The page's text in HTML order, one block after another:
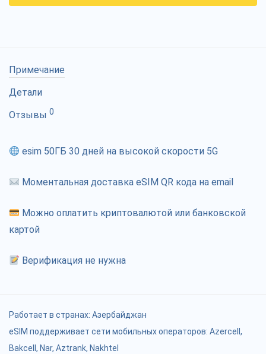
Примечание
Детали
Отзывы 0
esim 50ГБ 30 дней на высокой скорости 5G
Моментальная доставка eSIM QR кода на email
Можно оплатить криптовалютой или банковской
картой
Верификация не нужна
Работает в странах: Азербайджан
eSIM поддерживает сети мобильных операторов: Azercell,
Bakcell, Nar, Aztrank, Nakhtel